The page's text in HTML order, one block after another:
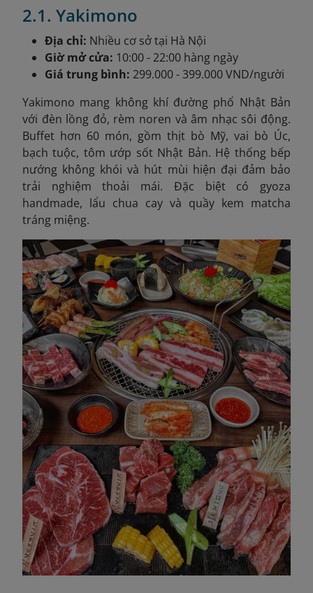
2.1. Yakimono
Địa chỉ: Nhiều cơ sở tại Hà Nội
Giờ mở cửa: 10:00 - 22:00 hàng ngày
Giá trung bình: 299.000 - 399.000 VND/người
Yakimono mang không khí đường phố Nhật Bản
với đèn lồng đỏ, rèm noren và âm nhạc sôi động.
Buffet hơn 60 món, gồm thịt bò Mỹ, vai bò Úc,
bạch tuộc, tôm ướp sốt Nhật Bản. Hệ thống bếp
nướng không khói và hút mùi hiện đại đảm bảo
trải nghiệm thoải mái. Đặc biệt có gyoza
handmade, lẩu chua cay và quầy kem matcha
tráng miệng.